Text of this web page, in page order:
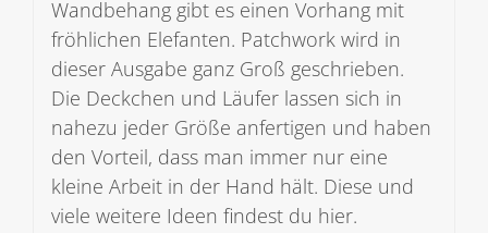
Wandbehang gibt es einen Vorhang mit
fröhlichen Elefanten. Patchwork wird in
dieser Ausgabe ganz Groß geschrieben.
Die Deckchen und Läufer lassen sich in
nahezu jeder Größe anfertigen und haben
den Vorteil, dass man immer nur eine
kleine Arbeit in der Hand hält. Diese und
viele weitere Ideen findest du hier.